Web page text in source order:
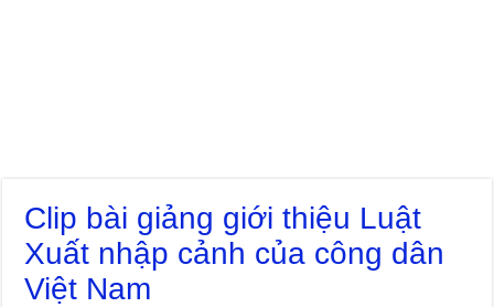
Clip bài giảng giới thiệu Luật
Xuất nhập cảnh của công dân
Việt Nam